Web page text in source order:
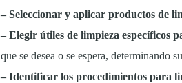
– Seleccionar y aplicar productos de
– Elegir útiles de limpieza específicos
que se desea o se espera, determinando
– Identificar los procedimientos para